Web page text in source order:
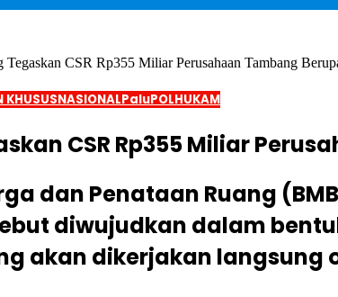
Tegaskan CSR Rp355 Miliar Perusahaan Tambang
KHUSUSNASIONALPaluPOLHUKAM
CSR Rp355 Miliar
dan Penataan Ruang
diwujudkan dalam
akan dikerjakan